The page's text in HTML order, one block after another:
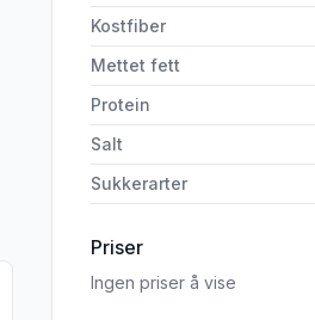
Kostfiber
Mettet fett
Protein
Salt
Sukkerarter
Priser
Ingen priser å vise